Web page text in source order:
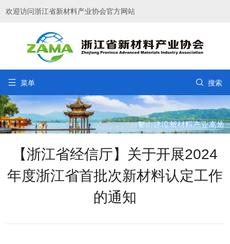
欢迎访问浙江省新材料产业协会官方网站
 菜单  搜索
【浙江省经信厅】关于开展2024
年度浙江省首批次新材料认定工作
的通知